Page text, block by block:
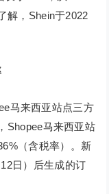
解，Shein于2022
马来西亚站点三方
Shopee马来西亚站
（含税率）。新
日）后生成的订